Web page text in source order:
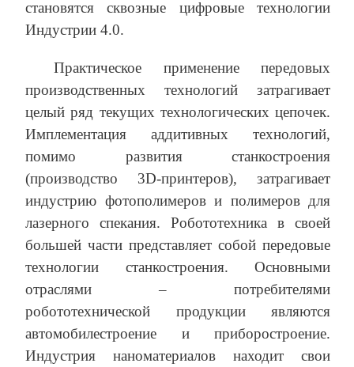
становятся сквозные цифровые технологии
Индустрии 4.0.
Практическое применение передовых
производственных технологий затрагивает
целый ряд текущих технологических цепочек.
Имплементация аддитивных технологий,
помимо развития станкостроения
(производство 3D-принтеров), затрагивает
индустрию фотополимеров и полимеров для
лазерного спекания. Робототехника в своей
большей части представляет собой передовые
технологии станкостроения. Основными
отраслями – потребителями
робототехнической продукции являются
автомобилестроение и приборостроение.
Индустрия наноматериалов находит свои